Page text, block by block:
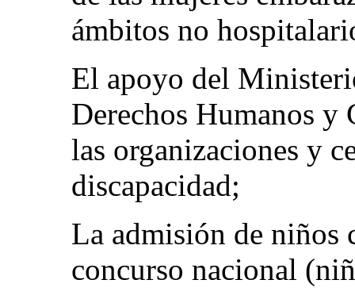
ámbitos no
El apoyo del
Derechos Humanos y
las organizaciones y
discapacidad;
La admisión de niños
concurso nacional